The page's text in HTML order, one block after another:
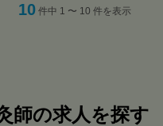
10 件中 1 〜 10 件を表示
師の求人を探す